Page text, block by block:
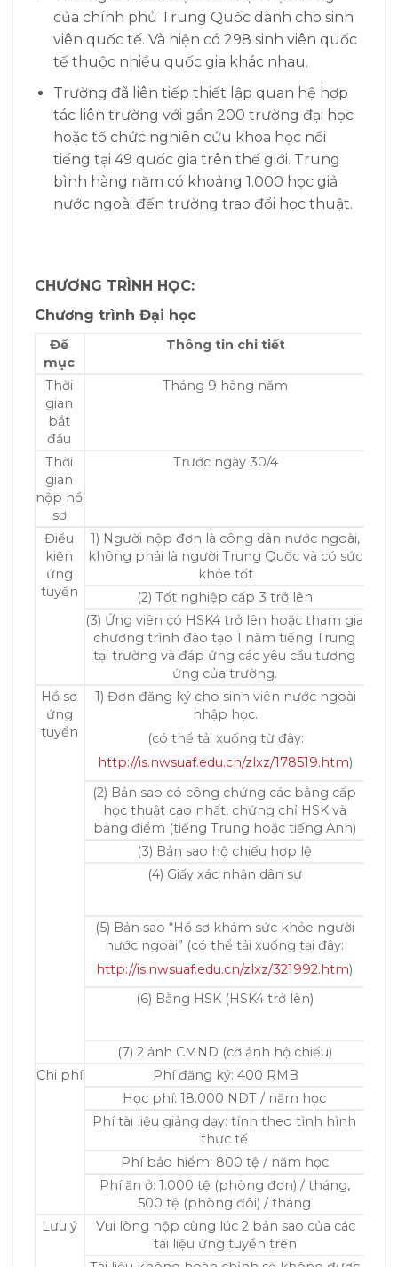
của chính phủ Trung Quốc dành cho sinh
viên quốc tế. Và hiện có 298 sinh viên quốc
tế thuộc nhiều quốc gia khác nhau.
Trường đã liên tiếp thiết lập quan hệ hợp
tác liên trường với gần 200 trường đại học
hoặc tổ chức nghiên cứu khoa học nổi
tiếng tại 49 quốc gia trên thế giới. Trung
bình hàng năm có khoảng 1.000 học giả
nước ngoài đến trường trao đổi học thuật.
CHƯƠNG TRÌNH HỌC:
Chương trình Đại học
Đề
mục
Thông tin chi tiết
Thời
gian
bắt
đầu
Tháng 9 hàng năm
Thời
gian
nộp hồ
sơ
Trước ngày 30/4
Điều
kiện
ứng
tuyển
1) Người nộp đơn là công dân nước ngoài,
không phải là người Trung Quốc và có sức
khỏe tốt
(2) Tốt nghiệp cấp 3 trở lên
(3) Ứng viên có HSK4 trở lên hoặc tham gia
chương trình đào tạo 1 năm tiếng Trung
tại trường và đáp ứng các yêu cầu tương
ứng của trường.
Hồ sơ
ứng
tuyển
1) Đơn đăng ký cho sinh viên nước ngoài
nhập học.
(có thể tải xuống từ đây:
http://is.nwsuaf.edu.cn/zlxz/178519.htm)
(2) Bản sao có công chứng các bằng cấp
học thuật cao nhất, chứng chỉ HSK và
bảng điểm (tiếng Trung hoặc tiếng Anh)
(3) Bản sao hộ chiếu hợp lệ
(4) Giấy xác nhận dân sự
(5) Bản sao “Hồ sơ khám sức khỏe người
nước ngoài” (có thể tải xuống tại đây:
http://is.nwsuaf.edu.cn/zlxz/321992.htm)
(6) Bằng HSK (HSK4 trở lên)
(7) 2 ảnh CMND (cỡ ảnh hộ chiếu)
Chi phí
Phí đăng ký: 400 RMB
Học phí: 18.000 NDT / năm học
Phí tài liệu giảng dạy: tính theo tình hình
thực tế
Phí bảo hiểm: 800 tệ / năm học
Phí ăn ở: 1.000 tệ (phòng đơn) / tháng,
500 tệ (phòng đôi) / tháng
Lưu ý
Vui lòng nộp cùng lúc 2 bản sao của các
tài liệu ứng tuyển trên